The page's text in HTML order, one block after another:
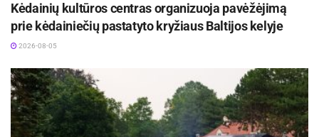
Kėdainių kultūros centras organizuoja pavėžėjimą
prie kėdainiečių pastatyto kryžiaus Baltijos kelyje
2026-08-05